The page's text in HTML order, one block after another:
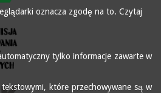
oznacza zgodę na to. Czytaj
tylko informacje zawarte w
które przechowywane są w